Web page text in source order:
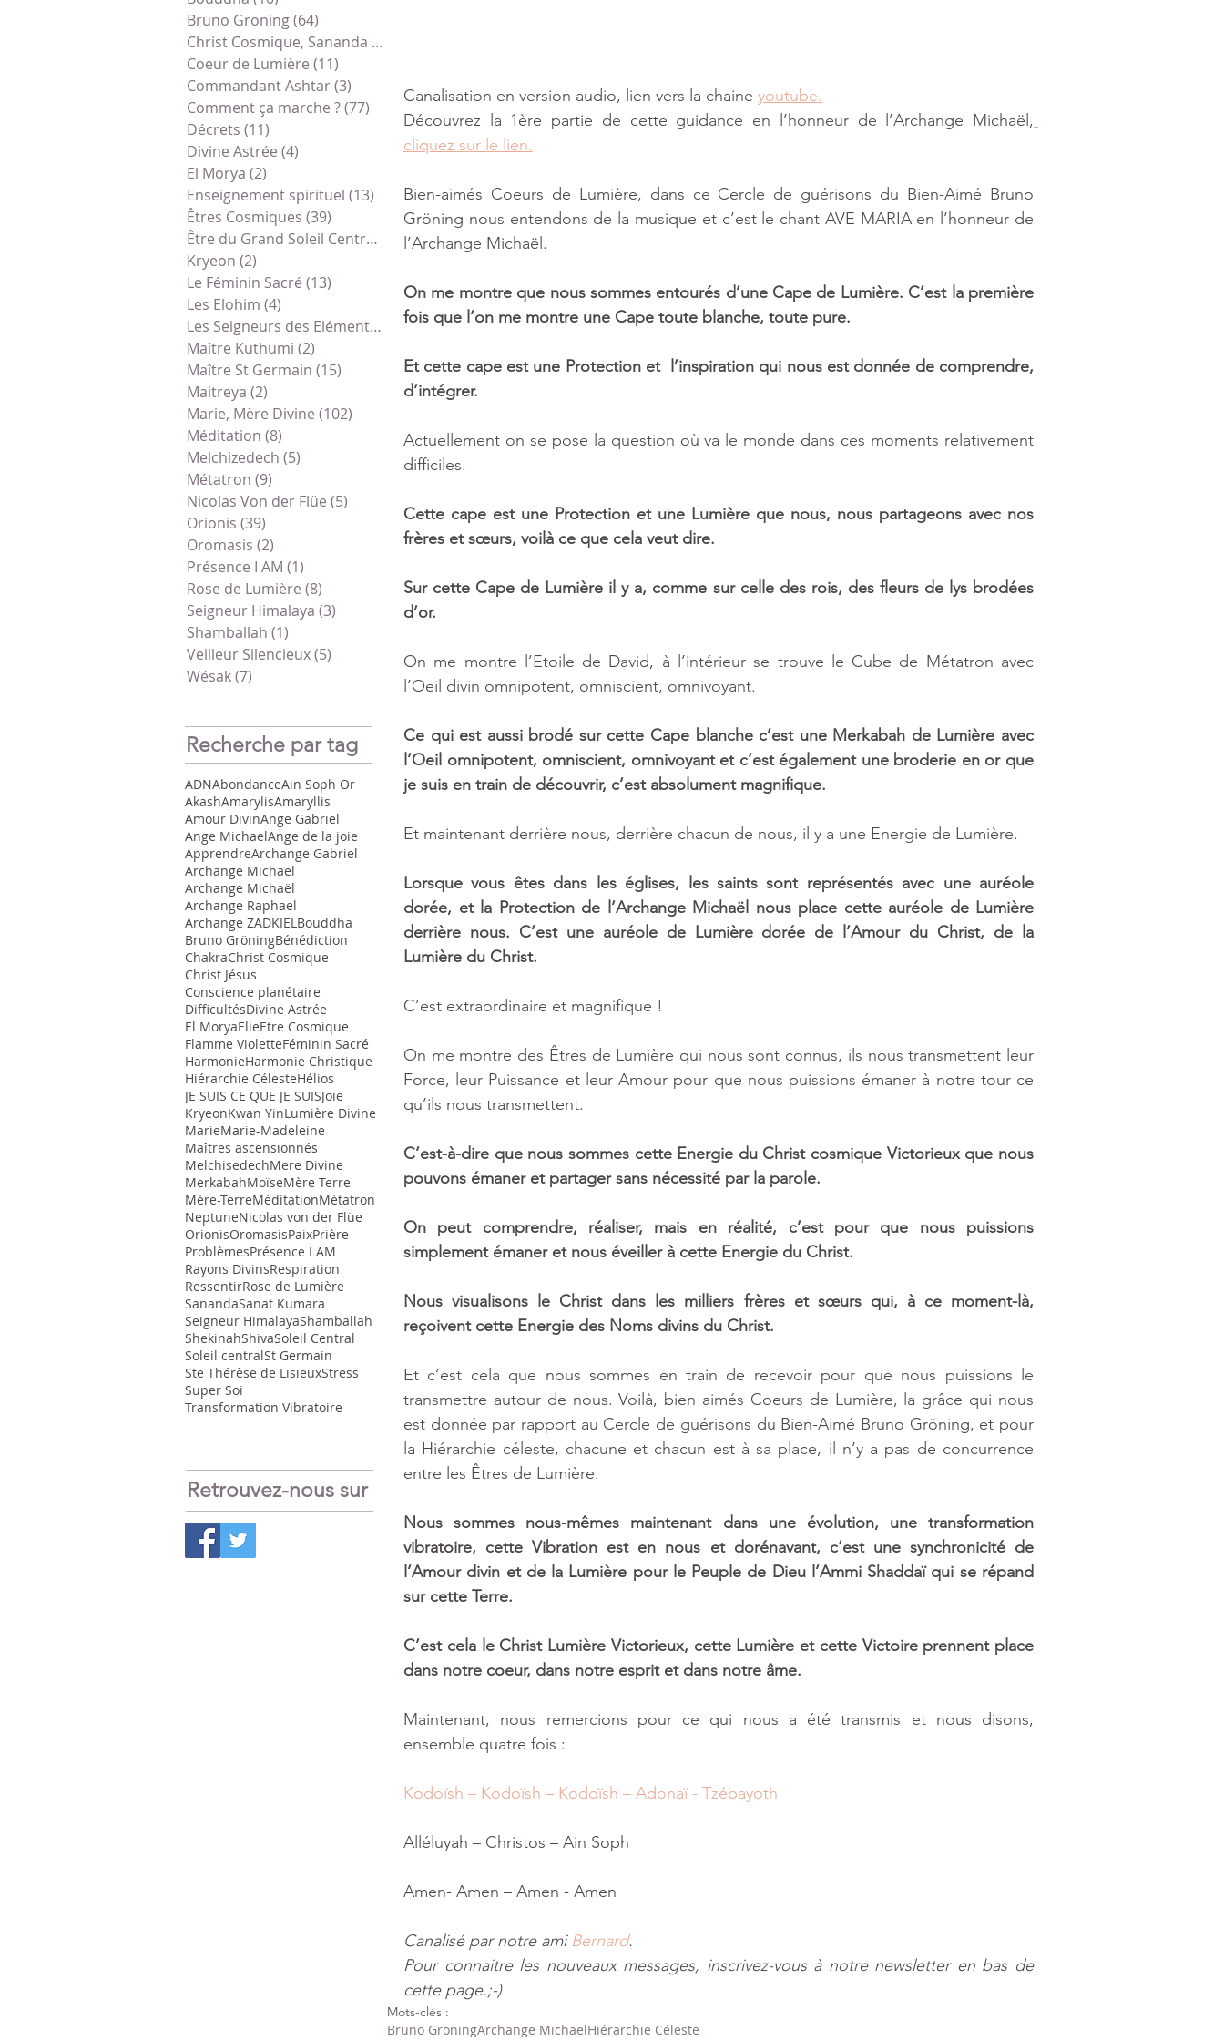
Bruno Gröning(64)
Christ Cosmique, Sananda (78)
Coeur de Lumière (11)
Commandant Ashtar(3)
Comment ça marche ?(77) 77 posts
Décrets (11)
Divine Astrée (4)
El Morya (2)
Enseignement spirituel (13) 13 posts
Êtres Cosmiques (39)
Être du Grand Soleil Central
1 post
Kryeon (2)
Le Féminin Sacré (13)
Les Elohim (4)
Les Seigneurs des Eléments
1 post
Maître Kuthumi (2)
Maître St Germain (15)
Maitreya (2)
Marie, Mère Divine (102)
Méditation (8)
Melchizedech (5)
Métatron (9)
Nicolas Von der Flüe (5)
Orionis (39)
Oromasis (2)
Présence I AM (1)
Rose de Lumière (8)
Seigneur Himalaya (3)
Shamballah (1)
Veilleur Silencieux(5)
Wésak(7)
Recherche par tag
ADNAbondanceAin Soph Or
AkashAmarylisAmaryllis
Amour DivinAnge Gabriel
Ange MichaelAnge de la joie
ApprendreArchange Gabriel
Archange Michael
Archange Michaël
Archange Raphael
Archange ZADKIEL Bouddha
Bruno GröningBénédiction
ChakraChrist Cosmique
Christ Jésus
Conscience planétaire
DifficultésDivine Astrée
El MoryaElieEtre Cosmique
Flamme VioletteFéminin Sacré
HarmonieHarmonie Christique
Hiérarchie CélesteHélios
JE SUIS CE QUE JE SUISJoie
KryeonKwan YinLumière Divine
MarieMarie-Madeleine
Maîtres ascensionnés
MelchisedechMere Divine
MerkabahMoïseMère Terre
Mère-TerreMéditationMétatron
NeptuneNicolas von der Flüe
OrionisOromasisPaixPrière
ProblèmesPrésence I AM
Rayons DivinsRespiration
RessentirRose de Lumière
SanandaSanat Kumara
Seigneur HimalayaShamballah
ShekinahShivaSoleil Central
Soleil centralSt Germain
Ste Thérèse de LisieuxStress
Super Soi
Transformation Vibratoire
Retrouvez-nous sur
Canalisation en version audio, lien vers la chaine youtube.
Découvrez la 1ère partie de cette guidance en l’honneur de l’Archange Michaël,
cliquez sur le lien.
Bien-aimés Coeurs de Lumière, dans ce Cercle de guérisons du Bien-Aimé Bruno
Gröning nous entendons de la musique et c’est le chant AVE MARIA en l’honneur de
l’Archange Michaël.
On me montre que nous sommes entourés d’une Cape de Lumière. C’est la première
fois que l’on me montre une Cape toute blanche, toute pure.
Et cette cape est une Protection et  l’inspiration qui nous est donnée de comprendre,
d’intégrer.
Actuellement on se pose la question où va le monde dans ces moments relativement
difficiles.
Cette cape est une Protection et une Lumière que nous, nous partageons avec nos
frères et sœurs, voilà ce que cela veut dire.
Sur cette Cape de Lumière il y a, comme sur celle des rois, des fleurs de lys brodées
d’or.
On me montre l’Etoile de David, à l’intérieur se trouve le Cube de Métatron avec
l’Oeil divin omnipotent, omniscient, omnivoyant.
Ce qui est aussi brodé sur cette Cape blanche c’est une Merkabah de Lumière avec
l’Oeil omnipotent, omniscient, omnivoyant et c’est également une broderie en or que
je suis en train de découvrir, c’est absolument magnifique.
Et maintenant derrière nous, derrière chacun de nous, il y a une Energie de Lumière.
Lorsque vous êtes dans les églises, les saints sont représentés avec une auréole
dorée, et la Protection de l’Archange Michaël nous place cette auréole de Lumière
derrière nous. C’est une auréole de Lumière dorée de l’Amour du Christ, de la
Lumière du Christ.
C’est extraordinaire et magnifique !
On me montre des Êtres de Lumière qui nous sont connus, ils nous transmettent leur
Force, leur Puissance et leur Amour pour que nous puissions émaner à notre tour ce
qu’ils nous transmettent.
C’est-à-dire que nous sommes cette Energie du Christ cosmique Victorieux que nous
pouvons émaner et partager sans nécessité par la parole.
On peut comprendre, réaliser, mais en réalité, c’est pour que nous puissions
simplement émaner et nous éveiller à cette Energie du Christ.
Nous visualisons le Christ dans les milliers frères et sœurs qui, à ce moment-là,
reçoivent cette Energie des Noms divins du Christ.
Et c’est cela que nous sommes en train de recevoir pour que nous puissions le
transmettre autour de nous. Voilà, bien aimés Coeurs de Lumière, la grâce qui nous
est donnée par rapport au Cercle de guérisons du Bien-Aimé Bruno Gröning, et pour
la Hiérarchie céleste, chacune et chacun est à sa place, il n’y a pas de concurrence
entre les Êtres de Lumière.
Nous sommes nous-mêmes maintenant dans une évolution, une transformation
vibratoire, cette Vibration est en nous et dorénavant, c‘est une synchronicité de
l’Amour divin et de la Lumière pour le Peuple de Dieu l’Ammi Shaddaï qui se répand
sur cette Terre.
C’est cela le Christ Lumière Victorieux, cette Lumière et cette Victoire prennent place
dans notre coeur, dans notre esprit et dans notre âme.
Maintenant, nous remercions pour ce qui nous a été transmis et nous disons,
ensemble quatre fois :
Kodoïsh – Kodoïsh – Kodoïsh – Adonaï - Tzébayoth
Alléluyah – Christos – Ain Soph
Amen- Amen – Amen - Amen
Canalisé par notre ami Bernard​.
Pour connaitre les nouveaux messages, inscrivez-vous à notre newsletter en bas de
cette page.;-)
Mots-clés :
Bruno GröningArchange MichaëlHiérarchie Céleste